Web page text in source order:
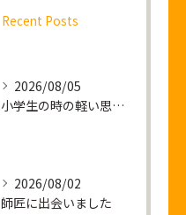
Recent Posts
2026/08/05
小学生の時の軽い思い出話し
2026/08/02
師匠に出会いました